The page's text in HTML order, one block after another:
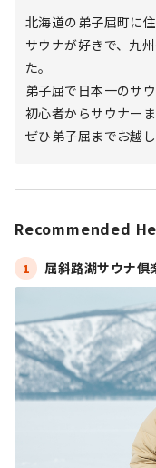
北海道の弟子屈町に
サウナが好きで、九
た。
弟子屈で日本一のサ
初心者からサウナー
ぜひ弟子屈までお越
Recommended
1 屈斜路湖サウナ倶